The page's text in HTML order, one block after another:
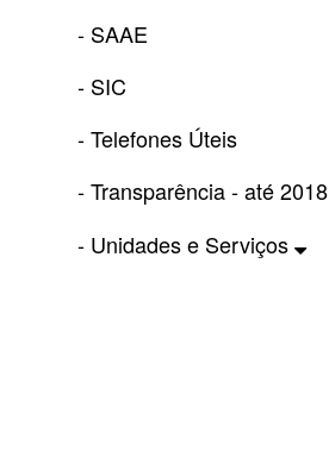
- SAAE
- SIC
- Telefones Úteis
- Transparência - até 2018
- Unidades e Serviços